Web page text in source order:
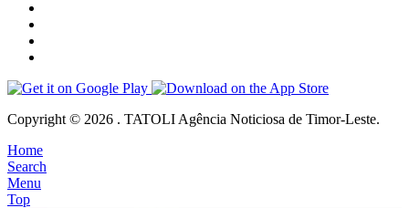
Copyright © 2026 . TATOLI Agência Noticiosa de Timor-Leste.
Home
Search
Menu
Top